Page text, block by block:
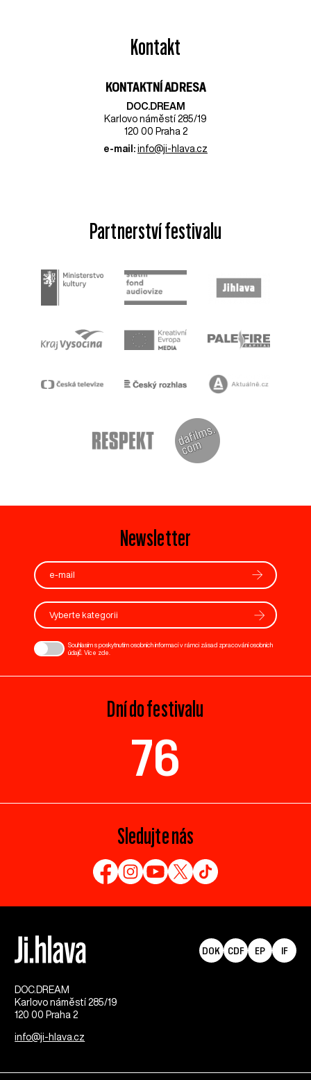
Kontakt
KONTAKTNÍ ADRESA
DOC.DREAM​
Karlovo náměstí 285/19
120 00 Praha 2
e-mail: info@ji-hlava.cz
Partnerství festivalu
Newsletter
Vyberte kategorii
Souhlasím s poskytnutím osobních informací v rámci zásad zpracování osobních
údajů. Více zde
Dní do festivalu
76
Sledujte nás
DOC.DREAM​
Karlovo náměstí 285/19
120 00 Praha 2
info@ji-hlava.cz
DOK CDF EP IF